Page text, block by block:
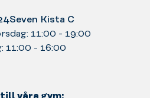
Kista C
11:00 - 19:00
11:00 - 16:00